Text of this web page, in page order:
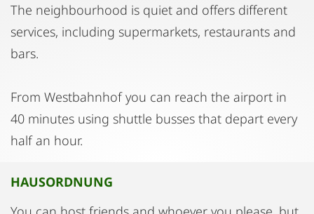
The neighbourhood is quiet and offers different
services, including supermarkets, restaurants and
bars.
From Westbahnhof you can reach the airport in
40 minutes using shuttle busses that depart every
half an hour.
HAUSORDNUNG